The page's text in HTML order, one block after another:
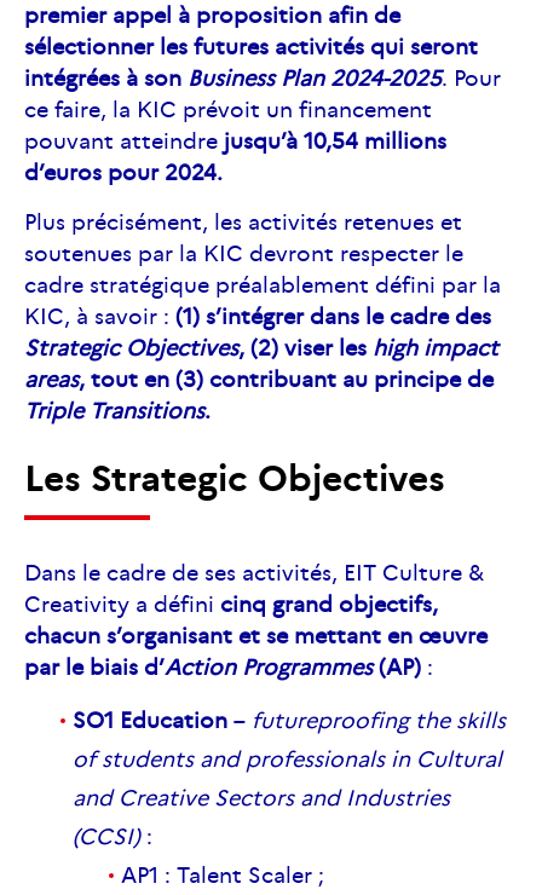
premier appel à proposition afin de
sélectionner les futures activités qui seront
intégrées à son Business Plan 2024-2025. Pour
ce faire, la KIC prévoit un financement
pouvant atteindre jusqu’à 10,54 millions
d’euros pour 2024.
Plus précisément, les activités retenues et
soutenues par la KIC devront respecter le
cadre stratégique préalablement défini par la
KIC, à savoir : (1) s’intégrer dans le cadre des
Strategic Objectives, (2) viser les high impact
areas, tout en (3) contribuant au principe de
Triple Transitions.
Les Strategic Objectives
Dans le cadre de ses activités, EIT Culture &
Creativity a défini cinq grand objectifs,
chacun s’organisant et se mettant en œuvre
par le biais d’Action Programmes(AP) :
SO1 Education – futureproofing the skills
of students and professionals in Cultural
and Creative Sectors and Industries
(CCSI):
AP1 : Talent Scaler ;